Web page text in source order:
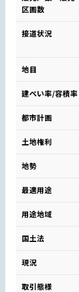
区画数
接道状況
地目
建ぺい率/容積率
都市計画
土地権利
地勢
最適用途
用途地域
国土法
現況
取引態様